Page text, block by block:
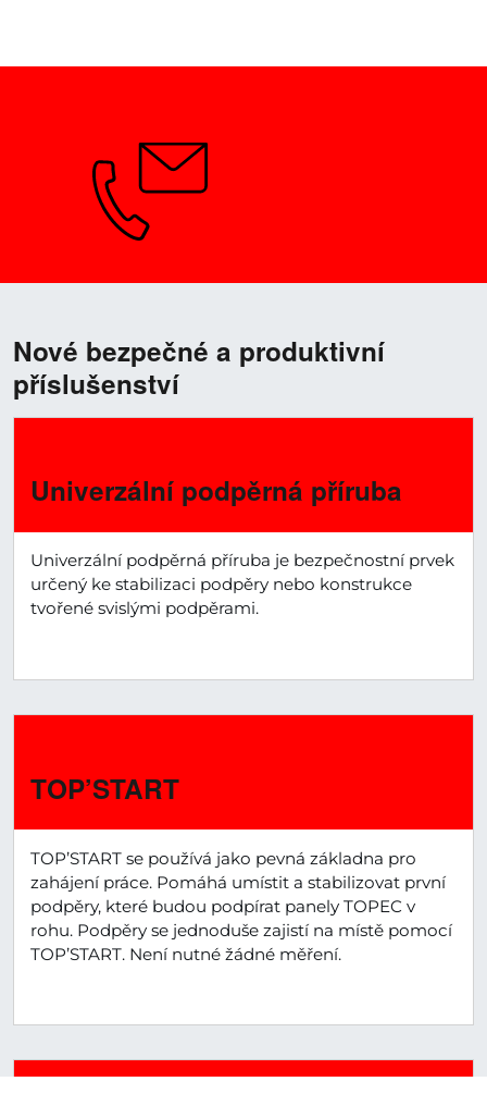
Nové bezpečné a produktivní
příslušenství
Univerzální podpěrná příruba
Univerzální podpěrná příruba je bezpečnostní prvek
určený ke stabilizaci podpěry nebo konstrukce
tvořené svislými podpěrami.
TOP’START
TOP’START se používá jako pevná základna pro
zahájení práce. Pomáhá umístit a stabilizovat první
podpěry, které budou podpírat panely TOPEC v
rohu. Podpěry se jednoduše zajistí na místě pomocí
TOP’START. Není nutné žádné měření.